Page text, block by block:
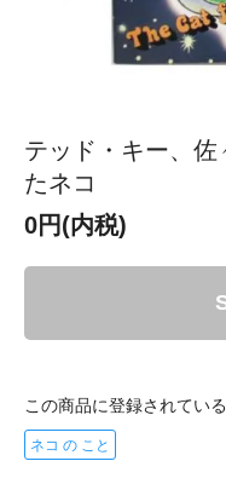
テッド・キー、
たネコ
0円(内税)
この商品に登録されてい
ネコ の こと